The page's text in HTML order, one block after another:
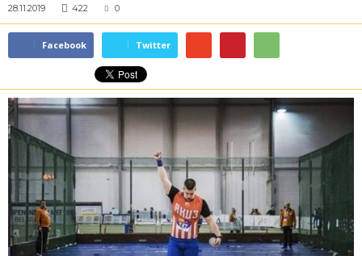
28.11.2019 422 0
Facebook Twitter